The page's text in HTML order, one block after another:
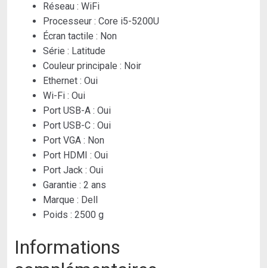
Réseau : WiFi
Processeur : Core i5-5200U
Écran tactile : Non
Série : Latitude
Couleur principale : Noir
Ethernet : Oui
Wi-Fi : Oui
Port USB-A : Oui
Port USB-C : Oui
Port VGA : Non
Port HDMI : Oui
Port Jack : Oui
Garantie : 2 ans
Marque : Dell
Poids : 2500 g
Informations